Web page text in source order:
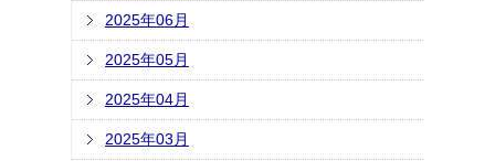
2025年06月
2025年05月
2025年04月
2025年03月